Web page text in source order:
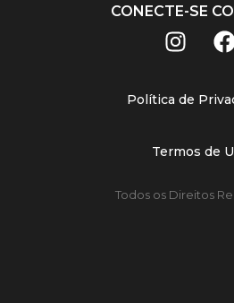
CONECTE-SE
Política de
Termos de
Todos os Direitos